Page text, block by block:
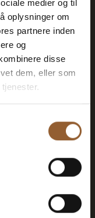
medier og til
oplysninger om
partnere inden
og
disse
dem, eller som
unsere
Markt,